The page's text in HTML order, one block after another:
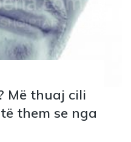
Më thuaj cili
them se nga